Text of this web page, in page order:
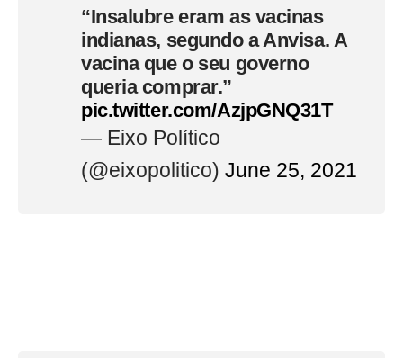
“Insalubre eram as vacinas
indianas, segundo a Anvisa. A
vacina que o seu governo
queria comprar.”
pic.twitter.com/AzjpGNQ31T
— Eixo Político
(@eixopolitico) June 25, 2021